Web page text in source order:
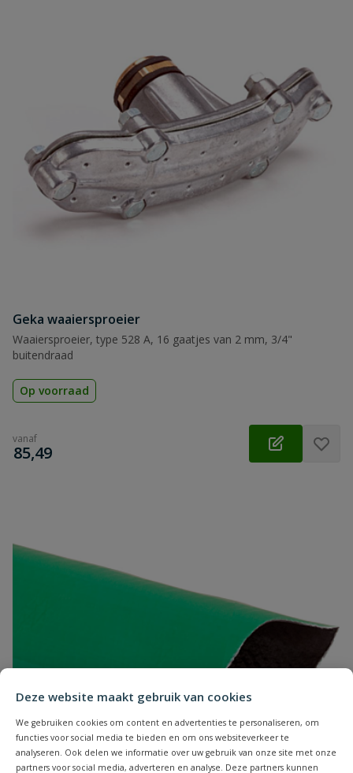
Deze website maakt gebruik van cookies
We gebruiken cookies om content en advertenties te personaliseren, om
functies voor social media te bieden en om ons websiteverkeer te
analyseren. Ook delen we informatie over uw gebruik van onze site met onze
partners voor social media, adverteren en analyse. Deze partners kunnen
Geka waaiersproeier
Waaiersproeier, type 528 A, 16 gaatjes van 2 mm, 3/4"
buitendraad
Op voorraad
vanaf
€
85,49